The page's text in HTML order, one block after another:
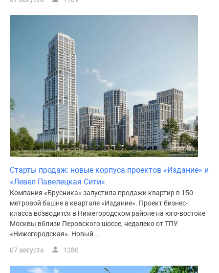
Коттеджи
Скидки
акции
Макс
Старты продаж: новые корпуса проектов «Издание» и
«Левел Павелецкая Сити»
Компания «Брусника» запустила продажи квартир в 150-
метровой башне в квартале «Издание». Проект бизнес-
класса возводится в Нижегородском районе на юго-востоке
Москвы вблизи Перовского шоссе, недалеко от ТПУ
«Нижегородская». Новый...
07 августа 1280